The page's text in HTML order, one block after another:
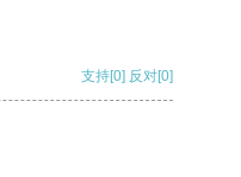
支持[0] 反对[0]